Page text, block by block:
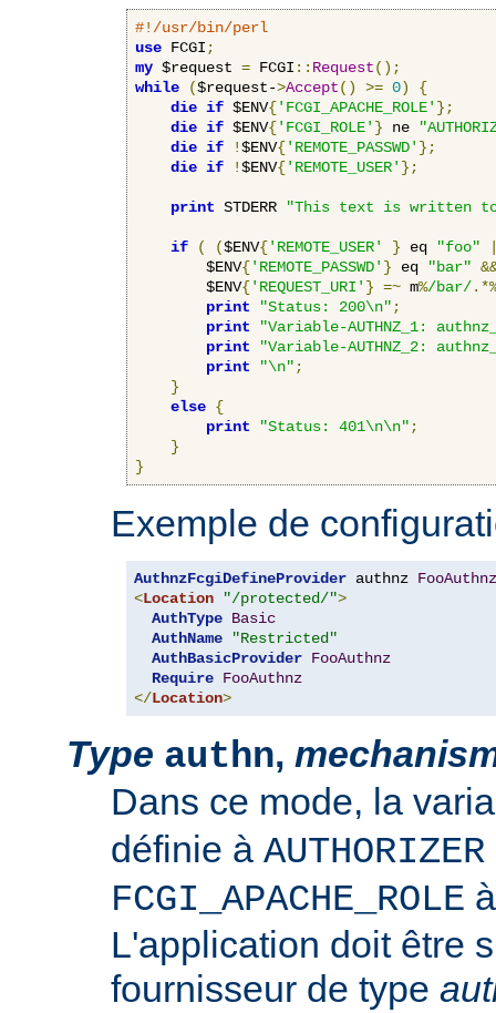
#!/usr/bin/perl
use FCGI ;
my $request = FCGI :: Request();
while
($request->Accept() >= 0)
{
die if $ENV{'FCGI_APACHE_ROLE' };
die if $ENV{'FCGI_ROLE' } ne
die if !$ENV{'REMOTE_PASSWD' };
die if !$ENV{'REMOTE_USER' };
print STDERR "This text is written
if ( ($ENV{'REMOTE_USER' } eq "foo"
        $ENV
{'REMOTE_PASSWD' } eq "bar"
        $ENV
{'REQUEST_URI' } =~ m%/bar/
print
"Status: 200\n" ;
print
"Variable-AUTHNZ_1:
print
"Variable-AUTHNZ_2:
print
"\n" ;
}
else {
print
"Status: 401\n\n" ;
}
}
Exemple de
AuthnzFcgiDefineProvider authnz FooAuthnz
<Location "/protected/">
AuthType Basic
AuthName
"Restricted"
AuthBasicProvider FooAuthnz
Require FooAuthnz
</Location>
Type authn,
Dans ce mode, la
définie à AUTHORIZER
FCGI_APACHE_ROLE
L'application doit être
fournisseur de type